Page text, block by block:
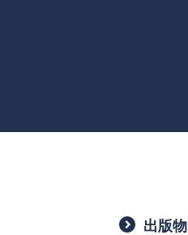
出版物